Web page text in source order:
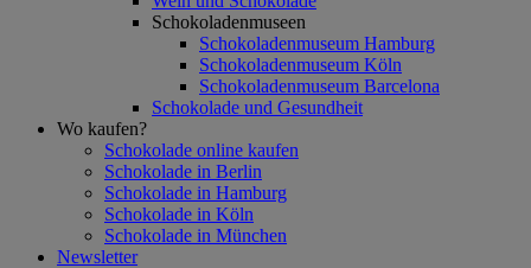
Schokoladenmuseen
Schokoladenmuseum Hamburg
Schokoladenmuseum Köln
Schokoladenmuseum Barcelona
Schokolade und Gesundheit
Wo kaufen?
Schokolade online kaufen
Schokolade in Berlin
Schokolade in Hamburg
Schokolade in Köln
Schokolade in München
Newsletter